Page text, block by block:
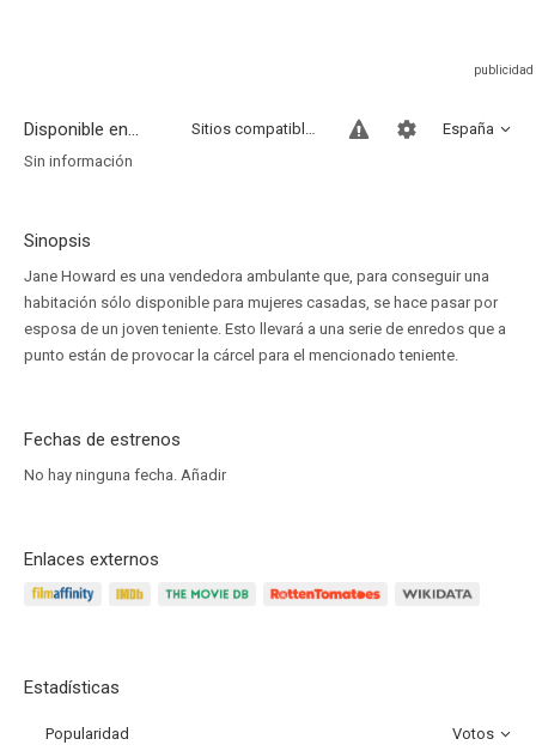
Disponible en... España
Sitios compatibles
Sin información
Sinopsis
Jane Howard es una vendedora ambulante que, para conseguir una
habitación sólo disponible para mujeres casadas, se hace pasar por
esposa de un joven teniente. Esto llevará a una serie de enredos que a
punto están de provocar la cárcel para el mencionado teniente.
Fechas de estrenos
No hay ninguna fecha. Añadir
Enlaces externos
Estadísticas
Popularidad Votos